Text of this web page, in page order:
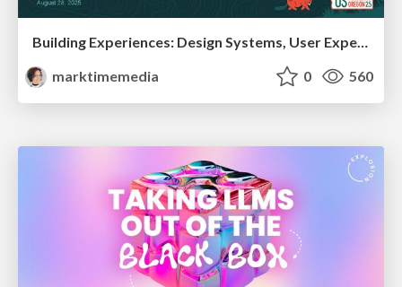
Building Experiences: Design Systems, User Experience, and Full Site Editing
marktimemedia
0 560